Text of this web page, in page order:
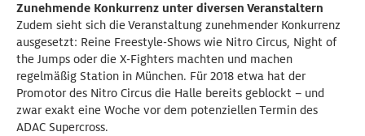
Zunehmende Konkurrenz unter diversen Veranstaltern
Zudem sieht sich die Veranstaltung zunehmender Konkurrenz
ausgesetzt: Reine Freestyle-Shows wie Nitro Circus, Night of
the Jumps oder die X-Fighters machten und machen
regelmäßig Station in München. Für 2018 etwa hat der
Promotor des Nitro Circus die Halle bereits geblockt – und
zwar exakt eine Woche vor dem potenziellen Termin des
ADAC Supercross.